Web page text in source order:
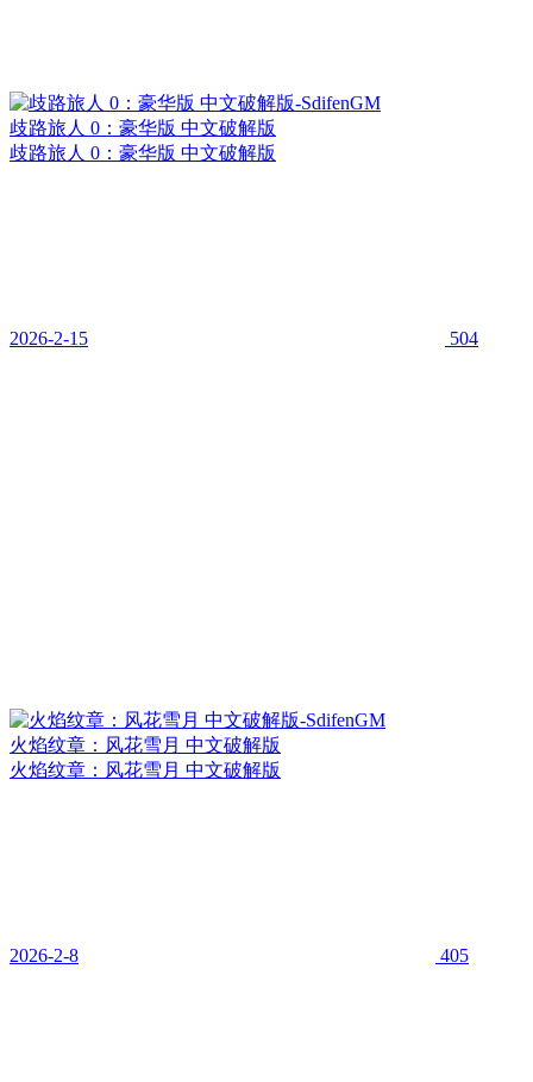
歧路旅人 0：豪华版 中文破解版
歧路旅人 0：豪华版 中文破解版
2026-2-15 504
火焰纹章：风花雪月 中文破解版
火焰纹章：风花雪月 中文破解版
2026-2-8 405